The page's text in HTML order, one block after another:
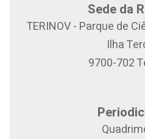
Sede da
TERINOV - Parque de
Ilha
9700-702